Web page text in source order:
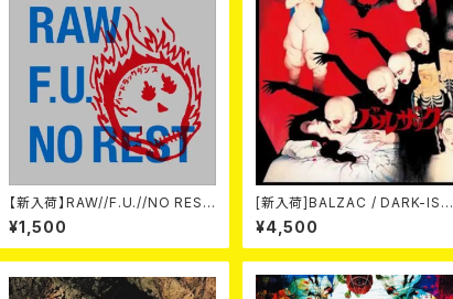
【新入荷】RAW//F.U.//NO REST
/ 3way split EP ハード ラック
ダンス (CD)
¥1,500
[新入荷]BALZAC / DARK-ISM
-20th Anniversary Compilati
on- (2CD)
¥4,500